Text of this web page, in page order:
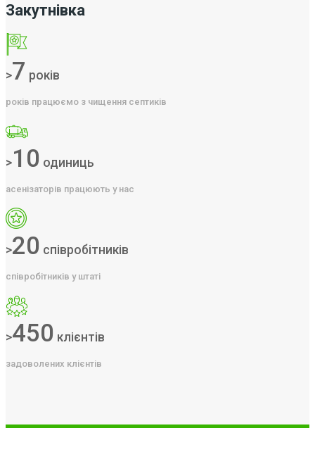
Закутнівка
>7 років
років працюємо з чищення септиків
>10 одиниць
асенізаторів працюють у нас
>20 співробітників
співробітників у штаті
>450 клієнтів
задоволених клієнтів